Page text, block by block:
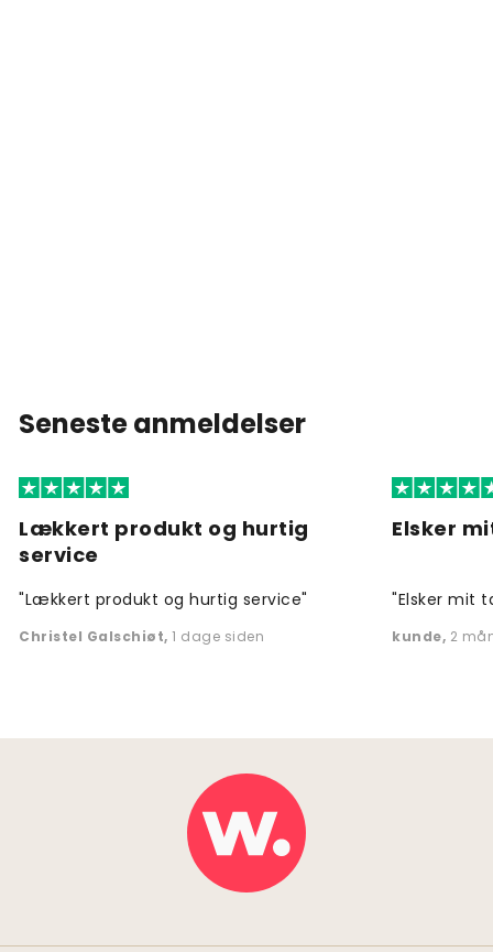
Seneste anmeldelser
Lækkert produkt og hurtig
service
"Lækkert produkt og hurtig service"
Christel Galschiøt, 1 dage siden
Elsker
"Elsker mit
kunde, 2